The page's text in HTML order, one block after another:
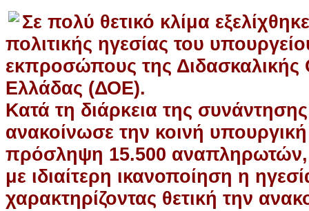
Σε πολύ θετικό κλίμα
πολιτικής ηγεσίας του
εκπροσώπους της
Ελλάδας (ΔΟΕ).
Κατά τη διάρκεια της
ανακοίνωσε την κοινή
πρόσληψη 15.500 αναπληρωτών,
με ιδιαίτερη ικανοποίηση η
χαρακτηρίζοντας θετική την